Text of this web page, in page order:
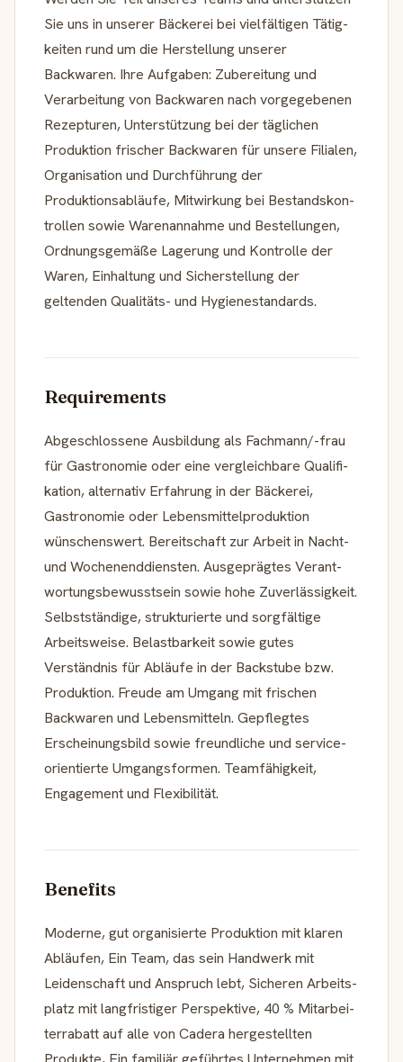
Sie uns in unserer Bäckerei bei vielfäl­tigen Tätig­
keiten rund um die Herstel­lung unserer
Backwaren. Ihre Aufgaben: Zuberei­tung und
Verar­bei­tung von Backwaren nach vorge­ge­benen
Rezepturen, Unter­stüt­zung bei der täglichen
Produk­tion frischer Backwaren für unsere Filialen,
Organi­sa­tion und Durch­füh­rung der
Produktionsabläufe, Mitwir­kung bei Bestands­kon­
trollen sowie Waren­an­nahme und Bestellungen,
Ordnungs­ge­mäße Lagerung und Kontrolle der
Waren, Einhal­tung und Sicher­stel­lung der
geltenden Qualitäts- und Hygienestandards.
Requirements
Abgeschlos­sene Ausbil­dung als Fachmann/-frau
für Gastro­nomie oder eine vergleich­bare Quali­fi­
ka­tion, alter­nativ Erfahrung in der Bäckerei,
Gastro­nomie oder Lebens­mit­tel­pro­duktion
wünschenswert. Bereit­schaft zur Arbeit in Nacht-
und Wochenenddiensten. Ausge­prägtes Verant­
wor­tungs­bewusstsein sowie hohe Zuverlässigkeit.
Selbst­stän­dige, struk­tu­rierte und sorgfäl­tige
Arbeitsweise. Belast­bar­keit sowie gutes
Verständnis für Abläufe in der Backstube bzw.
Produktion. Freude am Umgang mit frischen
Backwaren und Lebensmitteln. Gepflegtes
Erschei­nungs­bild sowie freund­liche und service­
ori­en­tierte Umgangsformen. Teamfä­hig­keit,
Engage­ment und Flexibilität.
Benefits
Moderne, gut organi­sierte Produk­tion mit klaren
Abläufen, Ein Team, das sein Handwerk mit
Leiden­schaft und Anspruch lebt, Sicheren Arbeits­
platz mit langfris­tiger Perspektive, 40 % Mitar­bei­
ter­ra­batt auf alle von Cadera herge­stellten